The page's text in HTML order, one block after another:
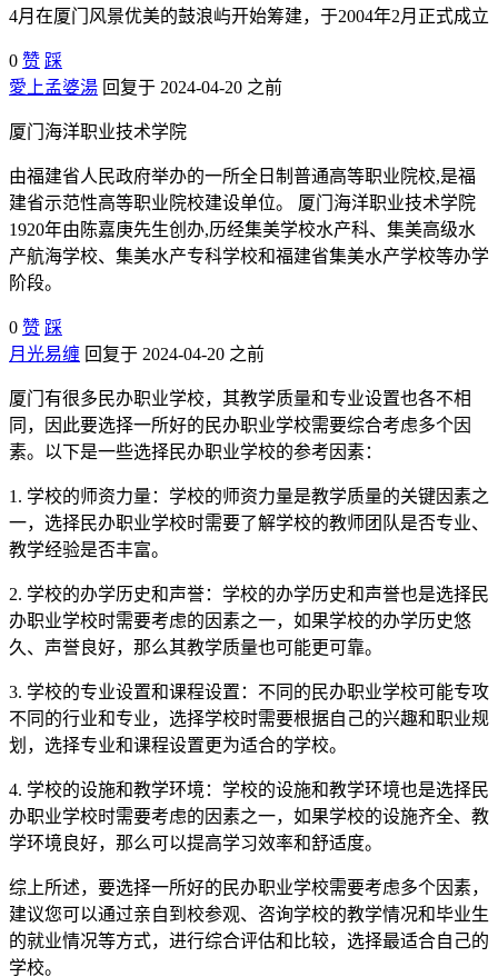
4月在厦门风景优美的鼓浪屿开始筹建，于2004年2月正式成立
0 赞 踩
愛上孟婆湯 回复于 2024-04-20 之前
厦门海洋职业技术学院
由福建省人民政府举办的一所全日制普通高等职业院校,是福
建省示范性高等职业院校建设单位。 厦门海洋职业技术学院
1920年由陈嘉庚先生创办,历经集美学校水产科、集美高级水
产航海学校、集美水产专科学校和福建省集美水产学校等办学
阶段。
0 赞 踩
月光易缠 回复于 2024-04-20 之前
厦门有很多民办职业学校，其教学质量和专业设置也各不相
同，因此要选择一所好的民办职业学校需要综合考虑多个因
素。以下是一些选择民办职业学校的参考因素：
1. 学校的师资力量：学校的师资力量是教学质量的关键因素之
一，选择民办职业学校时需要了解学校的教师团队是否专业、
教学经验是否丰富。
2. 学校的办学历史和声誉：学校的办学历史和声誉也是选择民
办职业学校时需要考虑的因素之一，如果学校的办学历史悠
久、声誉良好，那么其教学质量也可能更可靠。
3. 学校的专业设置和课程设置：不同的民办职业学校可能专攻
不同的行业和专业，选择学校时需要根据自己的兴趣和职业规
划，选择专业和课程设置更为适合的学校。
4. 学校的设施和教学环境：学校的设施和教学环境也是选择民
办职业学校时需要考虑的因素之一，如果学校的设施齐全、教
学环境良好，那么可以提高学习效率和舒适度。
综上所述，要选择一所好的民办职业学校需要考虑多个因素，
建议您可以通过亲自到校参观、咨询学校的教学情况和毕业生
的就业情况等方式，进行综合评估和比较，选择最适合自己的
学校。